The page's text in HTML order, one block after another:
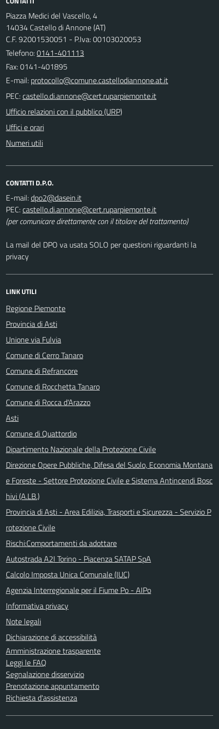
Piazza Medici del Vascello, 4
14034 Castello di Annone (AT)
C.F. 92001530051 - P.Iva: 00103020053
Telefono:0141-401113
Fax: 0141-401895
E-mail:
PEC:
Ufficio relazioni con il pubblico (URP)
Uffici e orari
Numeri utili
CONTATTI D.P.O.
E-mail:
PEC:
(per comunicare direttamente con il titolare del trattamento)
La mail del DPO va usata SOLO per questioni riguardanti la
privacy
LINK UTILI
Regione Piemonte
Provincia di Asti
Unione via Fulvia
Comune di Cerro Tanaro
Comune di Refrancore
Comune di Rocchetta Tanaro
Comune di Rocca d'Arazzo
Asti
Comune di Quattordio
Dipartimento Nazionale della Protezione Civile
Direzione Opere Pubbliche, Difesa del Suolo, Economia Montana
e Foreste - Settore Protezione Civile e Sistema Antincendi Bosc
hivi (A.LB.)
Provincia di Asti - Area Edilizia, Trasporti e Sicurezza - Servizio P
rotezione Civile
Rischi:Comportamenti da adottare
Autostrada A2I Torino - Piacenza SATAP SpA
Calcolo Imposta Unica Comunale (IUC)
Agenzia Interregionale per il Fiume Po - AIPo
Informativa privacy
Note legali
Dichiarazione di accessibilità
Amministrazione trasparente
Leggi le FAQ
Segnalazione disservizio
Prenotazione appuntamento
Richiesta d'assistenza